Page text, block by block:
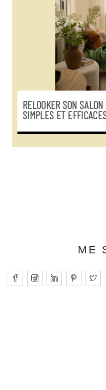
RELOOKER SON
SIMPLES ET
ME